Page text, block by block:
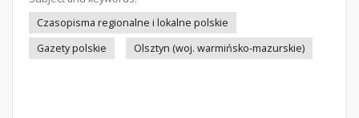
Czasopisma regionalne i lokalne polskie
Gazety polskie
Olsztyn (woj. warmińsko-mazurskie)